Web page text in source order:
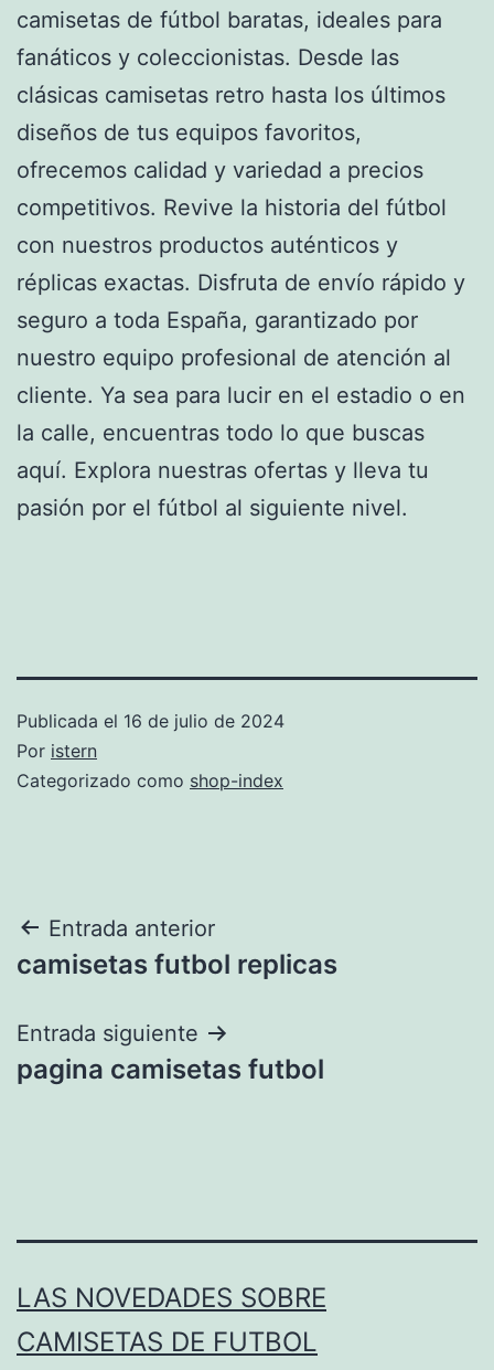
camisetas de fútbol baratas, ideales para
fanáticos y coleccionistas. Desde las
clásicas camisetas retro hasta los últimos
diseños de tus equipos favoritos,
ofrecemos calidad y variedad a precios
competitivos. Revive la historia del fútbol
con nuestros productos auténticos y
réplicas exactas. Disfruta de envío rápido y
seguro a toda España, garantizado por
nuestro equipo profesional de atención al
cliente. Ya sea para lucir en el estadio o en
la calle, encuentras todo lo que buscas
aquí. Explora nuestras ofertas y lleva tu
pasión por el fútbol al siguiente nivel.
Publicada el 16 de julio de 2024
Por istern
Categorizado como shop-index
Navegación
de
entradas
Entrada anterior
camisetas futbol replicas
Entrada siguiente
pagina camisetas futbol
LAS NOVEDADES SOBRE
CAMISETAS DE FUTBOL